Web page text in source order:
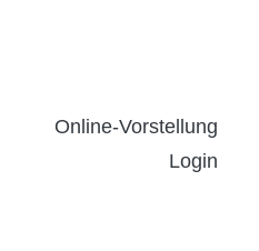
Online-Vorstellung
Login